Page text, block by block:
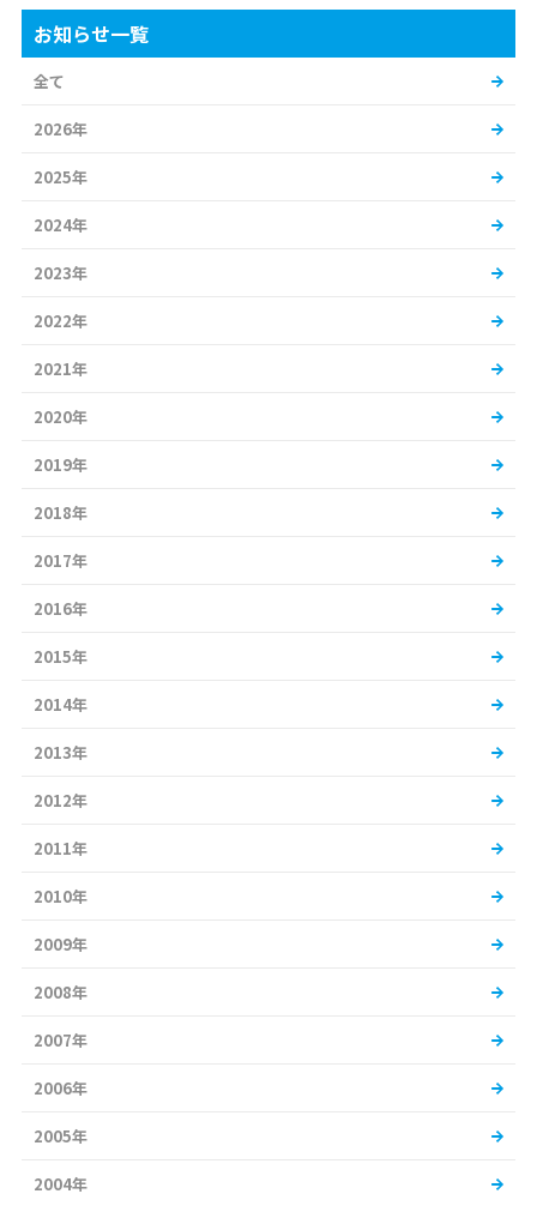
お知らせ一覧
全て
2026年
2025年
2024年
2023年
2022年
2021年
2020年
2019年
2018年
2017年
2016年
2015年
2014年
2013年
2012年
2011年
2010年
2009年
2008年
2007年
2006年
2005年
2004年